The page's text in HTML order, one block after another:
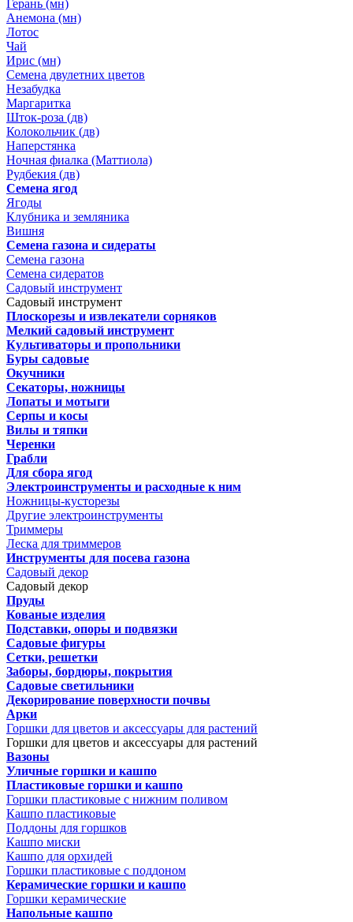
Герань (мн)
Анемона (мн)
Лотос
Чай
Ирис (мн)
Семена двулетних цветов
Незабудка
Маргаритка
Шток-роза (дв)
Колокольчик (дв)
Наперстянка
Ночная фиалка (Маттиола)
Рудбекия (дв)
Семена ягод
Ягоды
Клубника и земляника
Вишня
Семена газона и сидераты
Семена газона
Семена сидератов
Садовый инструмент
Садовый инструмент
Плоскорезы и извлекатели сорняков
Мелкий садовый инструмент
Культиваторы и пропольники
Буры садовые
Окучники
Секаторы, ножницы
Лопаты и мотыги
Серпы и косы
Вилы и тяпки
Черенки
Грабли
Для сбора ягод
Электроинструменты и расходные к ним
Ножницы-кусторезы
Другие электроинструменты
Триммеры
Леска для триммеров
Инструменты для посева газона
Садовый декор
Садовый декор
Пруды
Кованые изделия
Подставки, опоры и подвязки
Садовые фигуры
Сетки, решетки
Заборы, бордюры, покрытия
Садовые светильники
Декорирование поверхности почвы
Арки
Горшки для цветов и аксессуары для растений
Горшки для цветов и аксессуары для растений
Вазоны
Уличные горшки и кашпо
Пластиковые горшки и кашпо
Горшки пластиковые с нижним поливом
Кашпо пластиковые
Поддоны для горшков
Кашпо миски
Кашпо для орхидей
Горшки пластиковые с поддоном
Керамические горшки и кашпо
Горшки керамические
Напольные кашпо